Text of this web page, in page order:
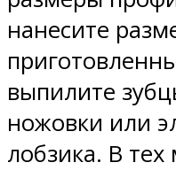
нанесите
выпилите
ножовки или
лобзика. В тех